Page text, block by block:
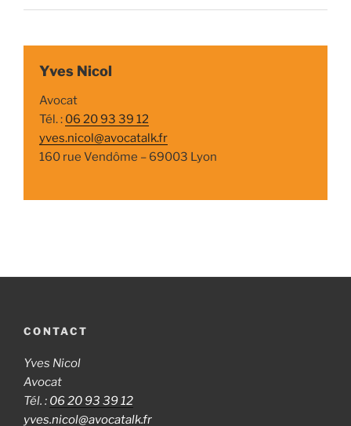
Yves Nicol
Avocat
Tél. : 06 20 93 39 12
yves.nicol@avocatalk.fr
160 rue Vendôme – 69003 Lyon
CONTACT
Yves Nicol
Avocat
Tél. : 06 20 93 39 12
yves.nicol@avocatalk.fr